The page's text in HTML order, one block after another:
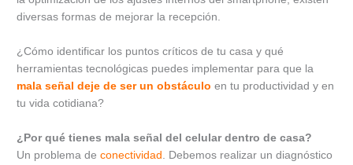
diversas formas de mejorar la recepción.
¿Cómo identificar los puntos críticos de tu casa y qué
herramientas tecnológicas puedes implementar para que la
mala señal deje de ser un obstáculo en tu productividad y en
tu vida cotidiana?
¿Por qué tienes mala señal del celular dentro de casa?
Un problema deconectividad . Debemos realizar un diagnóstico